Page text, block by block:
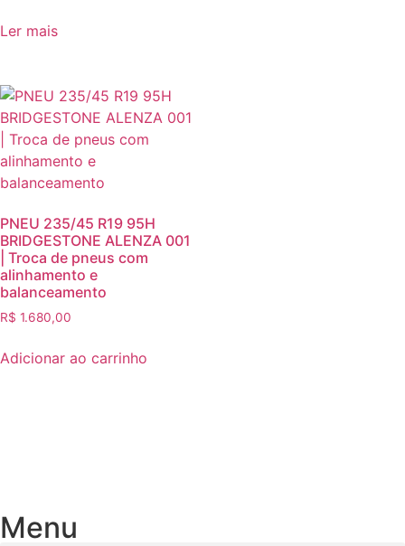
Ler mais
PNEU 235/45 R19 95H
BRIDGESTONE ALENZA 001
| Troca de pneus com
alinhamento e
balanceamento
R$ 1.680,00
Adicionar ao carrinho
Menu